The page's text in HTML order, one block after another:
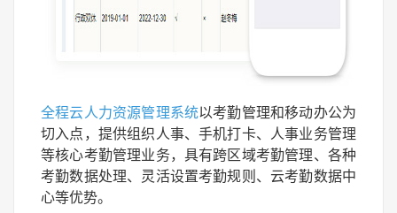
全程云人力资源管理系统以考勤管理和移动办公为
切入点，提供组织人事、手机打卡、人事业务管理
等核心考勤管理业务，具有跨区域考勤管理、各种
考勤数据处理、灵活设置考勤规则、云考勤数据中
心等优势。